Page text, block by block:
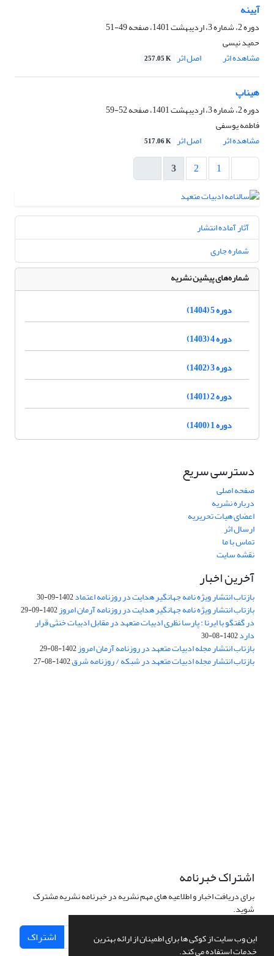
این وب سایت از کوکی ها برای اطمینان از ارائه بهترین
خدمات استفاده می کند.
آیینه
دوره 2، شماره 3، اردیبهشت 1401، صفحه
49-51
حمید نیسی
مشاهده اثر
اصل اثر 257.05 K
هیناپ
دوره 2، شماره 3، اردیبهشت 1401، صفحه
52-59
فاطمه یوسفی
مشاهده اثر
اصل اثر 517.06 K
1
2
3
آثار آماده انتشار
شماره جاری
شماره‌های پیشین نشریه
دوره 5 (1404)
دوره 4 (1403)
دوره 3 (1402)
دوره 2 (1401)
دوره 1 (1400)
دسترسی سریع
صفحه اصلی
درباره نشریه
اعضای هیات تحریریه
ارسال اثر
تماس با ما
نقشه سایت
آخرین اخبار
بازتاب انتشار ویژه نامه جهانگیر هدایت در روزنامه اعتماد1402-09-30
بازتاب انتشار ویژه نامه جهانگیر هدایت در روزنامه آرمان امروز1402-09-29
در گفتگو با ایرنا : پارسا نظری ادبیات متعهد در مقابل ادبیات خنثی قرار
دارد1402-08-30
بازتاب انتشار مجله ادبیات متعهد در روزنامه آرمان امروز1402-08-29
بازتاب انتشار مجله ادبیات متعهد در شبکه / روزنامه شرق1402-08-27
اشتراک خبرنامه
برای دریافت اخبار و اطلاعیه های مهم نشریه در خبرنامه نشریه مشترک
شوید.
اشتراک